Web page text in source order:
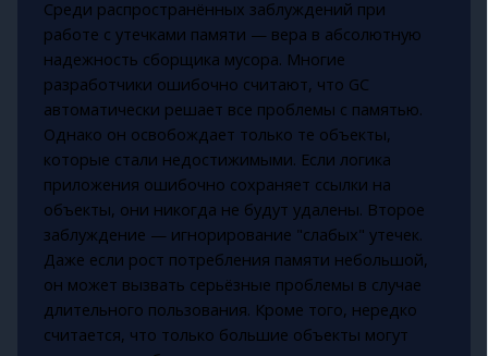
Среди распространённых заблуждений при
работе с утечками памяти — вера в абсолютную
надежность сборщика мусора. Многие
разработчики ошибочно считают, что GC
автоматически решает все проблемы с памятью.
Однако он освобождает только те объекты,
которые стали недостижимыми. Если логика
приложения ошибочно сохраняет ссылки на
объекты, они никогда не будут удалены. Второе
заблуждение — игнорирование "слабых" утечек.
Даже если рост потребления памяти небольшой,
он может вызвать серьёзные проблемы в случае
длительного пользования. Кроме того, нередко
считается, что только большие объекты могут